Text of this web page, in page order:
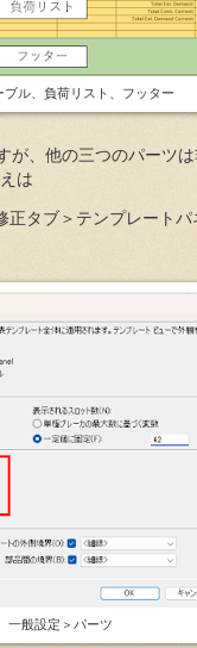
ブル、負荷リスト、フッター
が、他の三つのパーツ
は
タブ＞テンプレートパ
一般設定＞パーツ